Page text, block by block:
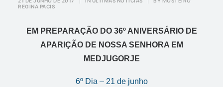
INFORMATIVO
DOAÇÃO
REGINA PACIS
EM PREPARAÇÃO DO 36º ANIVERSÁRIO DE
APARIÇÃO DE NOSSA SENHORA EM
MEDJUGORJE
6º Dia – 21 de junho